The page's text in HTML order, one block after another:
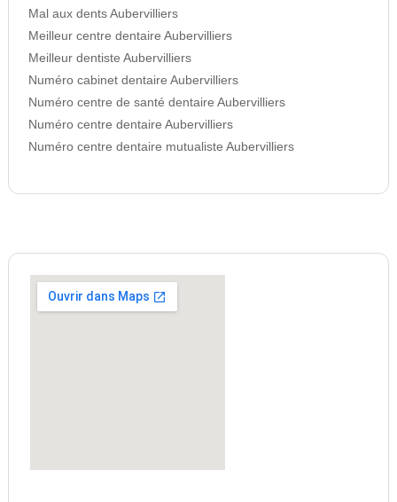
Mal aux dents Aubervilliers
Meilleur centre dentaire Aubervilliers
Meilleur dentiste Aubervilliers
Numéro cabinet dentaire Aubervilliers
Numéro centre de santé dentaire Aubervilliers
Numéro centre dentaire Aubervilliers
Numéro centre dentaire mutualiste Aubervilliers